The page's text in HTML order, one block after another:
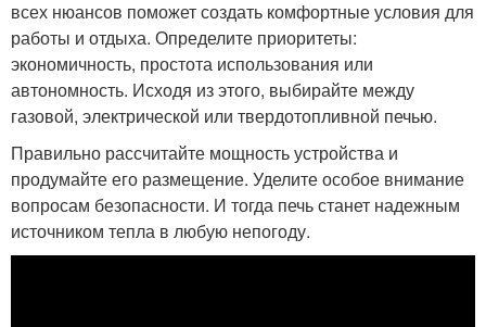
всех нюансов поможет создать комфортные условия для
работы и отдыха. Определите приоритеты:
экономичность, простота использования или
автономность. Исходя из этого, выбирайте между
газовой, электрической или твердотопливной печью.
Правильно рассчитайте мощность устройства и
продумайте его размещение. Уделите особое внимание
вопросам безопасности. И тогда печь станет надежным
источником тепла в любую непогоду.